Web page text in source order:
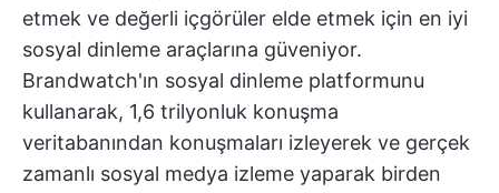
etmek ve değerli içgörüler elde etmek için en iyi
sosyal dinleme araçlarına güveniyor.
Brandwatch'ın sosyal dinleme platformunu
kullanarak, 1,6 trilyonluk konuşma
veritabanından konuşmaları izleyerek ve gerçek
zamanlı sosyal medya izleme yaparak birden